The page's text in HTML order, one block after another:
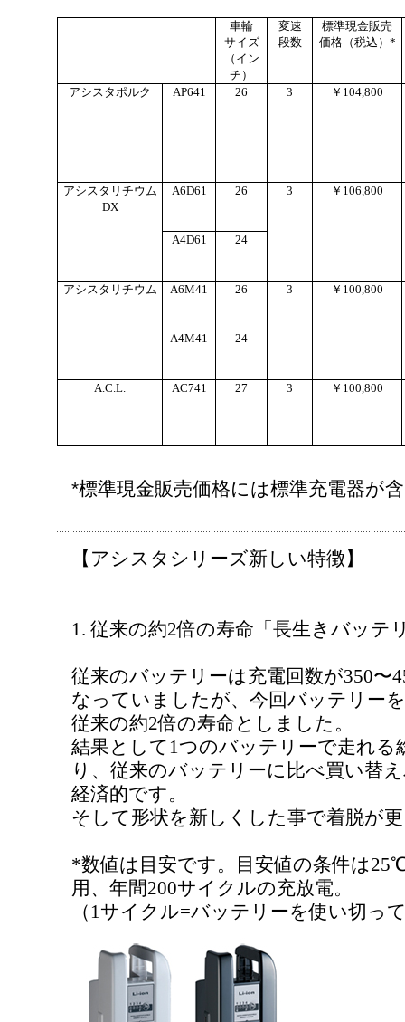
車輪
サイズ
（イン
チ）
変速
段数
標準現金販売
価格（税込）*
アシスタポルク AP641 26 3 ￥104,800
アシスタリチウム
DX
A6D61 26 3 ￥106,800
A4D61 24
アシスタリチウム A6M41 26 3 ￥100,800
A4M41 24
A.C.L. AC741 27 3 ￥100,800
*標準現金販売価格には標準充電器が
【アシスタシリーズ新しい特徴】
1. 従来の約2倍の寿命「長生きバッテ
従来のバッテリーは充電回数が350〜
なっていましたが、今回バッテリー
従来の約2倍の寿命としました。
結果として1つのバッテリーで走れる
り、従来のバッテリーに比べ買い替
経済的です。
そして形状を新しくした事で着脱が
*数値は目安です。目安値の条件は
用、年間200サイクルの充放電。
（1サイクル=バッテリーを使い切っ